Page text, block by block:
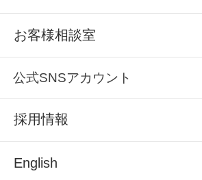
お客様相談室
公式SNSアカウント
採用情報
English